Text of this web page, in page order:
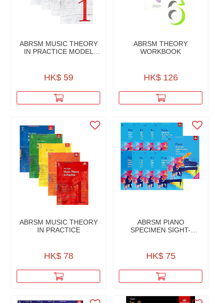
ABRSM MUSIC THEORY
IN PRACTICE MODEL
HK$ 59
ABRSM THEORY
WORKBOOK
HK$ 126
ABRSM MUSIC THEORY
IN PRACTICE
HK$ 78
ABRSM PIANO
SPECIMEN SIGHT-
HK$ 75